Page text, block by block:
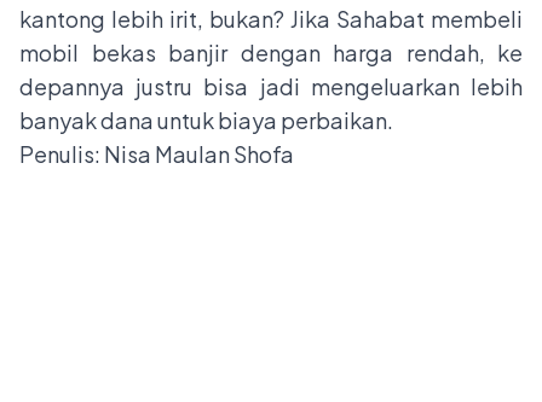
kantong lebih irit, bukan? Jika Sahabat membeli
mobil bekas banjir dengan harga rendah, ke
depannya justru bisa jadi mengeluarkan lebih
banyak dana untuk biaya perbaikan.
Penulis: Nisa Maulan Shofa